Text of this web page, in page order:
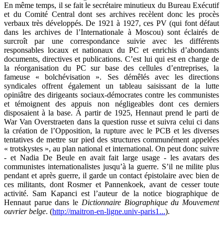
En même temps, il se fait le secrétaire minutieux du Bureau Exécutif
et du Comité Central dont ses archives recèlent donc les procès
verbaux très développés. De 1921 à 1927, ces PV (qui font défaut
dans les archives de l’Internationale à Moscou) sont éclairés de
surcroît par une correspondance suivie avec les différents
responsables locaux et nationaux du PC et enrichis d’abondants
documents, directives et publications. C’est lui qui est en charge de
la réorganisation du PC sur base des cellules d’entreprises, la
fameuse « bolchévisation ». Ses démêlés avec les directions
syndicales offrent également un tableau saisissant de la lutte
opiniâtre des dirigeants sociaux-démocrates contre les communistes
et témoignent des appuis non négligeables dont ces derniers
disposaient à la base. À partir de 1925, Hennaut prend le parti de
War Van Overstraeten dans la question russe et suivra celui ci dans
la création de l’Opposition, la rupture avec le PCB et les diverses
tentatives de mettre sur pied des structures communément appelées
« trotskystes », au plan national et international. On peut donc suivre
- et Nadia De Beule en avait fait large usage - les avatars des
communistes internationalistes jusqu’à la guerre. S’il ne milite plus
pendant et après guerre, il garde un contact épistolaire avec bien de
ces militants, dont Rosmer et Pannenkoek, avant de cesser toute
activité. Sam Kapanci est l’auteur de la notice biographique de
Hennaut parue dans le Dictionnaire Biographique du Mouvement
ouvrier belge. (http://maitron-en-ligne.univ-paris1...).